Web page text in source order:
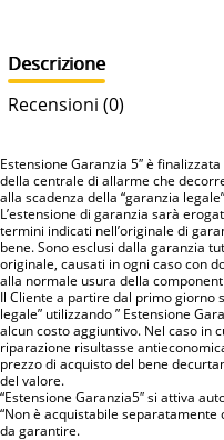
Descrizione
Recensioni (0)
Estensione Garanzia 5″ è
della centrale di allarme che
alla scadenza della “garanzia
L’estensione di garanzia sarà
termini indicati nell’originale di
bene. Sono esclusi dalla garanzia
originale, causati in ogni caso con
alla normale usura della
Il Cliente a partire dal primo giorno
legale” utilizzando ” Estensione
alcun costo aggiuntivo. Nel caso in
riparazione risultasse
prezzo di acquisto del bene
del valore.
“Estensione Garanzia5″ si attiva
“Non è acquistabile separatamente
da garantire.